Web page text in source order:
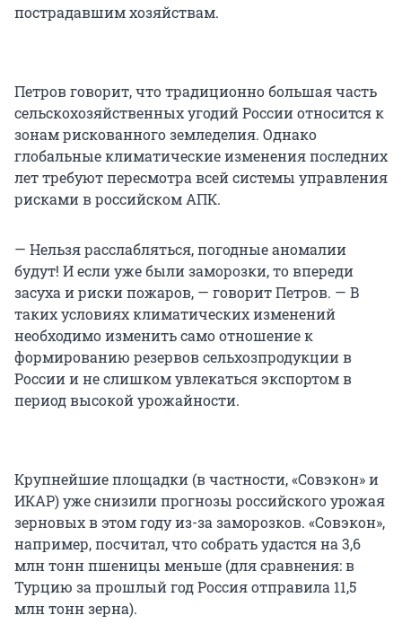
пострадавшим хозяйствам.
Петров говорит, что традиционно большая часть
сельскохозяйственных угодий России относится к
зонам рискованного земледелия. Однако
глобальные климатические изменения последних
лет требуют пересмотра всей системы управления
рисками в российском АПК.
— Нельзя расслабляться, погодные аномалии
будут! И если уже были заморозки, то впереди
засуха и риски пожаров, — говорит Петров. — В
таких условиях климатических изменений
необходимо изменить само отношение к
формированию резервов сельхозпродукции в
России и не слишком увлекаться экспортом в
период высокой урожайности.
Крупнейшие площадки (в частности, «Совэкон» и
ИКАР) уже снизили прогнозы российского урожая
зерновых в этом году из-за заморозков. «Совэкон»,
например, посчитал, что собрать удастся на 3,6
млн тонн пшеницы меньше (для сравнения: в
Турцию за прошлый год Россия отправила 11,5
млн тонн зерна).